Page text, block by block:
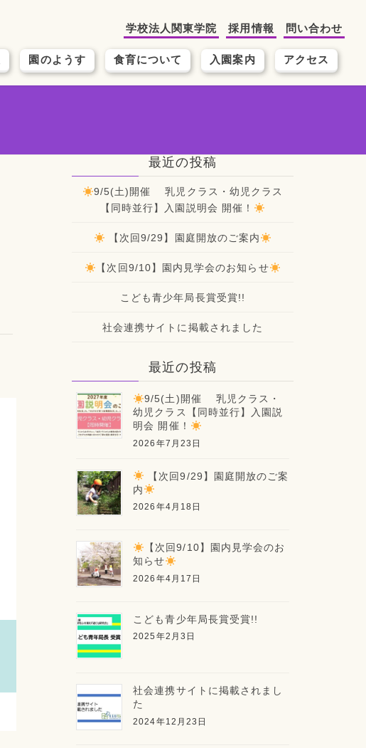
園のようす 食育について 入園案内 アクセス
学校法人関東学院 採用情報 問い合わせ
最近の投稿
9/5(土)開催 乳児クラス・幼児クラス
【同時並行】入園説明会 開催！
【次回9/29】園庭開放のご案内
【次回9/10】園内見学会のお知らせ
こども青少年局長賞受賞!!
社会連携サイトに掲載されました
最近の投稿
9/5(土)開催 乳児クラス・
幼児クラス【同時並行】入園説
明会 開催！
2026年7月23日
【次回9/29】園庭開放のご案
内
2026年4月18日
【次回9/10】園内見学会のお
知らせ
2026年4月17日
こども青少年局長賞受賞!!
2025年2月3日
社会連携サイトに掲載されまし
た
2024年12月23日